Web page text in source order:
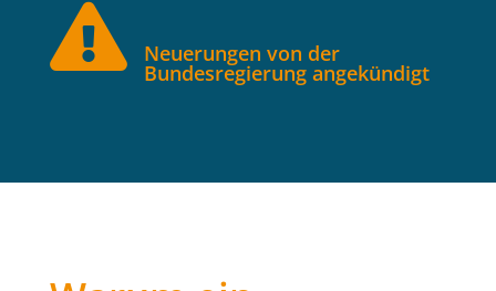
 Neuerungen von der
Bundesregierung angekündigt